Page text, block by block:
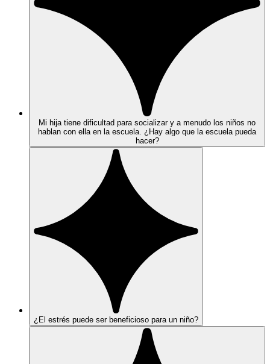
Mi hija tiene dificultad para socializar y a menudo los niños no
hablan con ella en la escuela. ¿Hay algo que la escuela pueda
hacer?
¿El estrés puede ser beneficioso para un niño?